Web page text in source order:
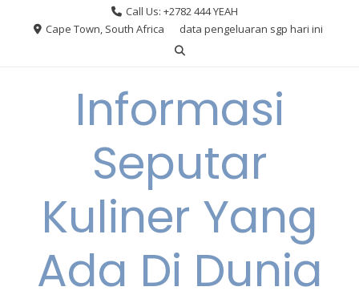
Call Us: +2782 444 YEAH
Cape Town, South Africa
data pengeluaran sgp hari ini
Informasi
Seputar
Kuliner Yang
Ada Di Dunia